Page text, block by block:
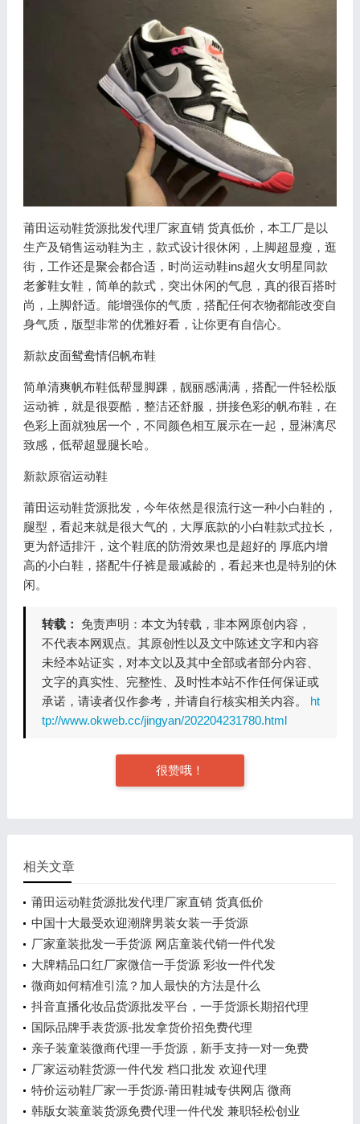
莆田运动鞋货源批发代理厂家直销 货真低价，本工厂是以
生产及销售运动鞋为主，款式设计很休闲，上脚超显瘦，逛
街，工作还是聚会都合适，时尚运动鞋ins超火女明星同款
老爹鞋女鞋，简单的款式，突出休闲的气息，真的很百搭时
尚，上脚舒适。能增强你的气质，搭配任何衣物都能改变自
身气质，版型非常的优雅好看，让你更有自信心。
新款皮面鸳鸯情侣帆布鞋
简单清爽帆布鞋低帮显脚踝，靓丽感满满，搭配一件轻松版
运动裤，就是很耍酷，整洁还舒服，拼接色彩的帆布鞋，在
色彩上面就独居一个，不同颜色相互展示在一起，显淋漓尽
致感，低帮超显腿长哈。
新款原宿运动鞋
莆田运动鞋货源批发，今年依然是很流行这一种小白鞋的，
腿型，看起来就是很大气的，大厚底款的小白鞋款式拉长，
更为舒适排汗，这个鞋底的防滑效果也是超好的 厚底内增
高的小白鞋，搭配牛仔裤是最减龄的，看起来也是特别的休
闲。
转载： 免责声明：本文为转载，非本网原创内容，
不代表本网观点。其原创性以及文中陈述文字和内容
未经本站证实，对本文以及其中全部或者部分内容、
文字的真实性、完整性、及时性本站不作任何保证或
承诺，请读者仅作参考，并请自行核实相关内容。 ht
tp://www.okweb.cc/jingyan/202204231780.html
很赞哦！
相关文章
莆田运动鞋货源批发代理厂家直销 货真低价
中国十大最受欢迎潮牌男装女装一手货源
厂家童装批发一手货源 网店童装代销一件代发
大牌精品口红厂家微信一手货源 彩妆一件代发
微商如何精准引流？加人最快的方法是什么
抖音直播化妆品货源批发平台，一手货源长期招代理
国际品牌手表货源-批发拿货价招免费代理
亲子装童装微商代理一手货源，新手支持一对一免费
教
厂家运动鞋货源一件代发 档口批发 欢迎代理
特价运动鞋厂家一手货源-莆田鞋城专供网店 微商
韩版女装童装货源免费代理一件代发 兼职轻松创业